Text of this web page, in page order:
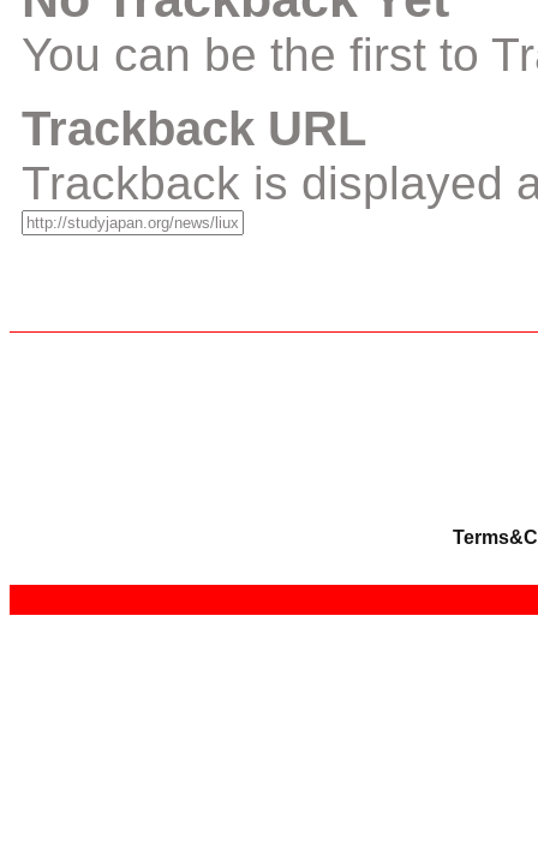
You can be the first to
Trackback URL
Trackback is displayed